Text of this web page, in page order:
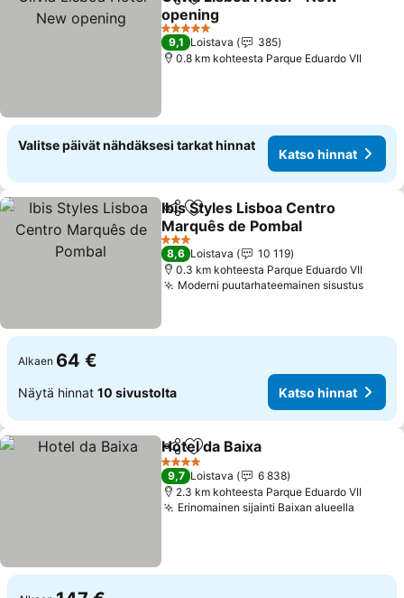
Jaa Lisää suosikkeihin
opening
5 Tähtiluokitus
9,1 Loistava
385
0.8 km kohteesta Parque Eduardo VII
Valitse päivät nähdäksesi tarkat hinnat
Katso hinnat
Jaa Lisää suosikkeihin
Ibis Styles Lisboa Centro
Marquês de Pombal
3 Tähtiluokitus
8,6 Loistava
10 119
0.3 km kohteesta Parque Eduardo VII
Moderni puutarhateemainen sisustus
Alkaen 64 €
Näytä hinnat 10 sivustolta Katso hinnat
Jaa Lisää suosikkeihin
Hotel da Baixa
4 Tähtiluokitus
9,7 Loistava
6 838
2.3 km kohteesta Parque Eduardo VII
Erinomainen sijainti Baixan alueella